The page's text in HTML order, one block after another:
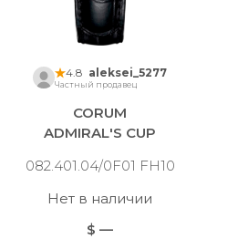
4.8 aleksei_5277
Частный продавец
CORUM
ADMIRAL'S CUP
082.401.04/0F01 FH10
Нет в наличии
$ —